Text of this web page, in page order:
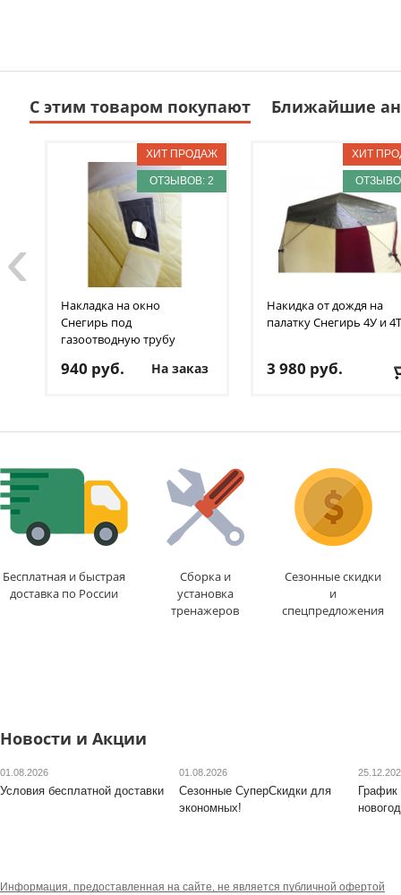
С этим товаром покупают Ближайшие
ОТЗЫВОВ: 2
Накладка на окно
Снегирь под
газоотводную трубу
940 руб. На заказ
дня
Накидка от дождя на
палатку Снегирь 4У и 4Т
3 980 руб.
дня
‹
Бесплатная и быстрая
доставка по России
Сборка и
установка
тренажеров
Сезонные скидки
и
спецпредложения
Новости и Акции
01.08.2026
Условия бесплатной доставки
01.08.2026
Сезонные СуперСкидки для
экономных!
График
Информация, предоставленная на сайте, не является публичной офертой